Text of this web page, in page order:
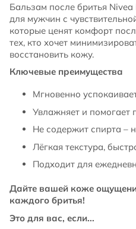
Бальзам после бритья
для мужчин с
которые ценят комфорт
тех, кто хочет
восстановить кожу.
Ключевые преимущества
Мгновенно
Увлажняет и помогает
Не содержит спирта –
Лёгкая текстура,
Подходит для
Дайте вашей коже
каждого бритья!
Это для вас, если...